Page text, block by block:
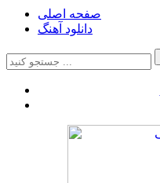
صفحه اصلی
دانلود آهنگ